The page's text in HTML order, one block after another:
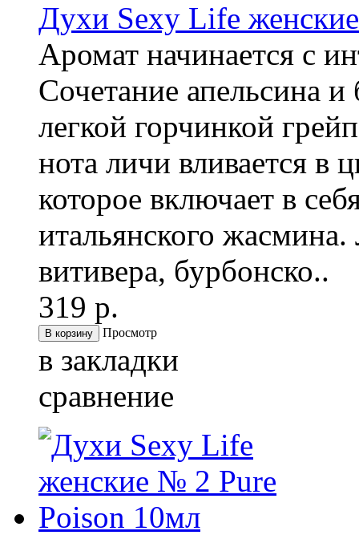
Духи Sexy Life
Аромат начинается с
Сочетание апельсина и
легкой горчинкой
нота личи вливается в
которое включает в
итальянского жасмина.
витивера, бурбонско..
319 р.
Просмотр
в закладки
сравнение